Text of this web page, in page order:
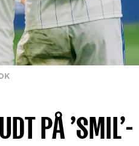
PÅ ’SMIL’-